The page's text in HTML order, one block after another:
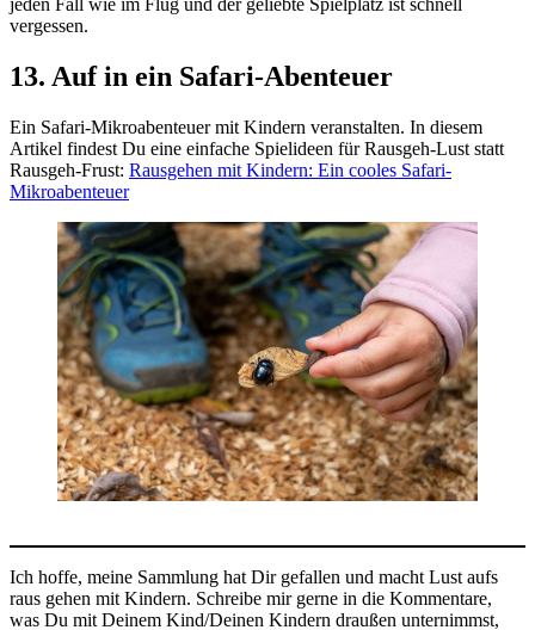
vergessen.
13. Auf in ein Safari-Abenteuer
Ein Safari-Mikroabenteuer mit Kindern veranstalten. In diesem
Artikel findest Du eine einfache Spielideen für Rausgeh-Lust statt
Rausgeh-Frust: Rausgehen mit Kindern: Ein cooles Safari-
Mikroabenteuer
Ich hoffe, meine Sammlung hat Dir gefallen und macht Lust aufs
raus gehen mit Kindern. Schreibe mir gerne in die Kommentare,
was Du mit Deinem Kind/Deinen Kindern draußen unternimmst,